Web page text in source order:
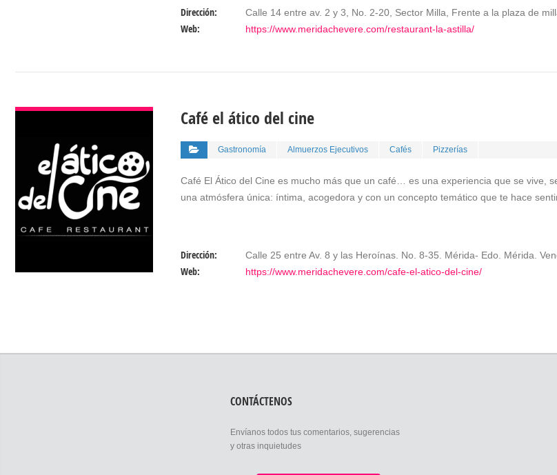
Dirección: Calle 14 entre av. 2 y 3, No. 2-20, Sector Milla, Frente a la plaza de
Web: https://www.meridachevere.com/restaurant-la-astilla/
Café el ático del cine
Gastronomía Almuerzos Ejecutivos Cafés Pizzerías
Café El Ático del Cine es mucho más que un café… es una experiencia que se vive,
una atmósfera única: íntima, acogedora y con un concepto temático que te hace
Dirección: Calle 25 entre Av. 8 y las Heroínas. No. 8-35. Mérida- Edo. Mérida.
Web: https://www.meridachevere.com/cafe-el-atico-del-cine/
CONTÁCTENOS
Envíanos todos tus comentarios, sugerencias
y otras inquietudes